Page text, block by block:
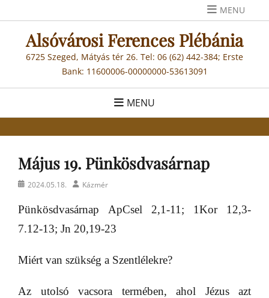
to
content
MENU
Alsóvárosi Ferences Plébánia
6725 Szeged, Mátyás tér 26. Tel: 06 (62) 442-384; Erste
Bank: 11600006-00000000-53613091
MENU
Május 19. Pünkösdvasárnap
Posted2024.05.18. AuthorKázmér
Pünkösdvasárnap ApCsel 2,1-11; 1Kor 12,3-
7.12-13; Jn 20,19-23
Miért van szükség a Szentlélekre?
Az utolsó vacsora termében, ahol Jézus azt